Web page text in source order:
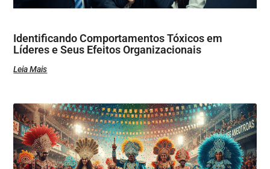
Identificando Comportamentos Tóxicos em
Líderes e Seus Efeitos Organizacionais
Leia Mais